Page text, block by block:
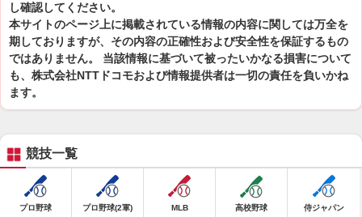
し確認してください。
本サイトのページ上に掲載されている情報の内容に関しては万全を
期しておりますが、その内容の正確性および安全性を保証するもの
ではありません。 当該情報に基づいて被ったいかなる損害について
も、株式会社NTTドコモおよび情報提供者は一切の責任を負いかね
ます。
競技一覧
プロ野球 プロ野球(2軍) MLB 高校野球 侍ジャパン